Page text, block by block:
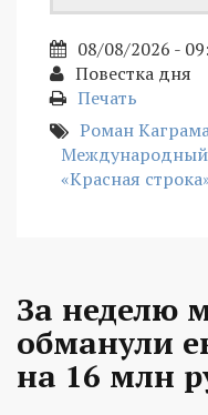
08/08/2026 -
Повестка дня
Печать
Роман
«Красная
За неделю
обманули
на 16 млн